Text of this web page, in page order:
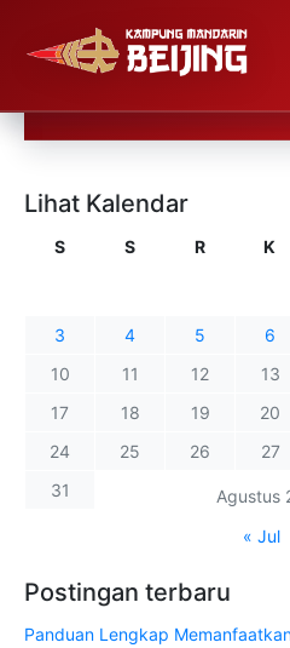
Lihat Kalendar
Agustus
S S R K
3
4 5 6
10
11 12 13
17
18 19 20
24
25 26 27
31
« Jul
Postingan terbaru
Panduan Lengkap